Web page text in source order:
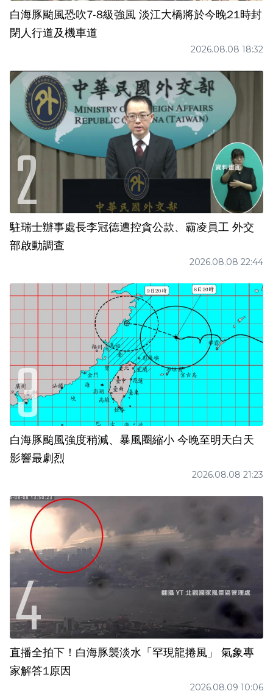
白海豚颱風恐吹7-8級強風 淡江大橋將於今晚21時封
閉人行道及機車道
2026.08.08 18:32
駐瑞士辦事處長李冠德遭控貪公款、霸凌員工 外交
部啟動調查
2026.08.08 22:44
白海豚颱風強度稍減、暴風圈縮小 今晚至明天白天
影響最劇烈
2026.08.08 21:23
直播全拍下！白海豚襲淡水「罕現龍捲風」 氣象專
家解答1原因
2026.08.09 10:06